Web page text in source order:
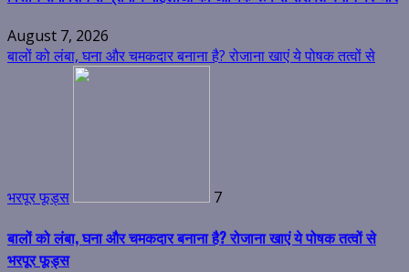
August 7, 2026
बालों को लंबा, घना और चमकदार बनाना है? रोजाना खाएं ये पोषक तत्वों से
भरपूर फूड्स 7
बालों को लंबा, घना और चमकदार बनाना है? रोजाना खाएं ये पोषक तत्वों से
भरपूर फूड्स